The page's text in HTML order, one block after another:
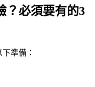
？必須要有的3
準備：